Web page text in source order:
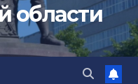
области